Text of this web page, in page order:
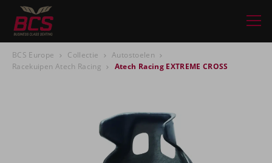
BCS Europe Collectie
Autostoelen
Racekuipen Atech Racing
Atech Racing EXTREME CROSS